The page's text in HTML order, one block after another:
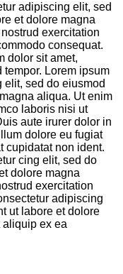
adipiscing elit, sed
et dolore magna
exercitation
consequat.
dolor sit amet,
Lorem ipsum
elit, sed do eiusmod
aliqua. Ut enim
laboris nisi ut
aute irurer dolor in
dolore eu fugiat
cupidatat non ident.
cing elit, sed do
dolore magna
exercitation
adipiscing
ut labore et dolore
ex ea